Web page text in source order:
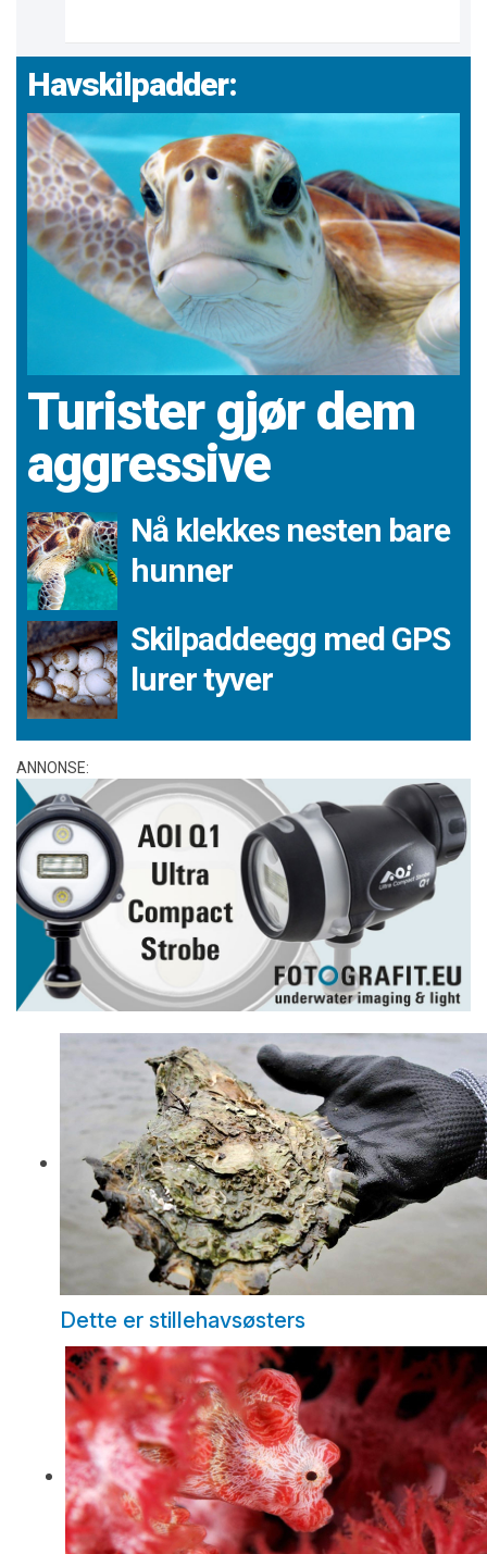
Havskilpadder:
Turister gjør dem
aggressive
Nå klekkes nesten bare
hunner
Skilpaddeegg med GPS
lurer tyver
ANNONSE:
Dette er stillehavsøsters